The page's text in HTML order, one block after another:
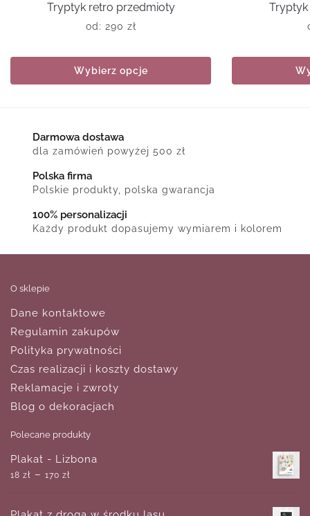
Tryptyk retro przedmioty
od: 290 zł
Wybierz opcje
Tryptyk
Darmowa dostawa
dla zamówień powyżej 500 zł
Polska firma
Polskie produkty, polska gwarancja
100% personalizacji
Każdy produkt dopasujemy wymiarem i kolorem
O sklepie
Dane kontaktowe
Regulamin zakupów
Polityka prywatności
Czas realizacji i koszty dostawy
Reklamacje i zwroty
Blog o dekoracjach
Polecane produkty
Plakat - Lizbona
18 zł – 170 zł